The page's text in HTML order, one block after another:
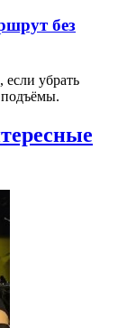
без
если убрать